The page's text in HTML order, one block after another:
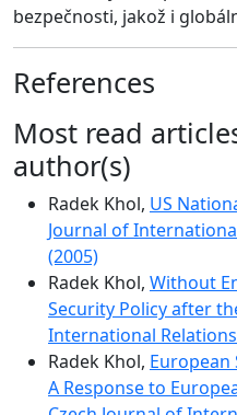
bezpečnosti, jakož i
References
Most read
author(s)
Radek Khol, US
Journal of
(2005)
Radek Khol, Without
Security Policy after
International
Radek Khol, European
A Response to